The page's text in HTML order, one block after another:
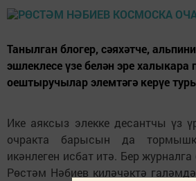
Танылган блогер, сәяхәтче,
эшлеклесе үзе белән эре халыкара
оештыручылар элемтәгә керүе
Ике аяксыз элекке десантчы үз
очракта барысын да
икәнлеген исбат итә. Бер
Рөстәм Нәбиев киләчәктә